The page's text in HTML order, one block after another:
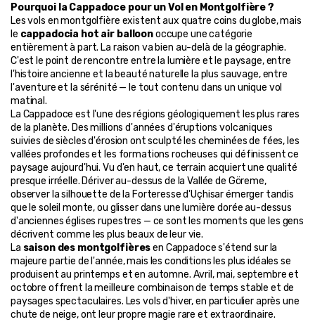
Pourquoi la Cappadoce pour un Vol en Montgolfière ?
Les vols en montgolfière existent aux quatre coins du globe, mais
le cappadocia hot air balloon occupe une catégorie
entièrement à part. La raison va bien au-delà de la géographie.
C'est le point de rencontre entre la lumière et le paysage, entre
l'histoire ancienne et la beauté naturelle la plus sauvage, entre
l'aventure et la sérénité — le tout contenu dans un unique vol
matinal.
La Cappadoce est l'une des régions géologiquement les plus rares
de la planète. Des millions d'années d'éruptions volcaniques
suivies de siècles d'érosion ont sculpté les cheminées de fées, les
vallées profondes et les formations rocheuses qui définissent ce
paysage aujourd'hui. Vu d'en haut, ce terrain acquiert une qualité
presque irréelle. Dériver au-dessus de la Vallée de Göreme,
observer la silhouette de la Forteresse d'Uçhisar émerger tandis
que le soleil monte, ou glisser dans une lumière dorée au-dessus
d'anciennes églises rupestres — ce sont les moments que les gens
décrivent comme les plus beaux de leur vie.
La saison des montgolfières en Cappadoce s'étend sur la
majeure partie de l'année, mais les conditions les plus idéales se
produisent au printemps et en automne. Avril, mai, septembre et
octobre offrent la meilleure combinaison de temps stable et de
paysages spectaculaires. Les vols d'hiver, en particulier après une
chute de neige, ont leur propre magie rare et extraordinaire.